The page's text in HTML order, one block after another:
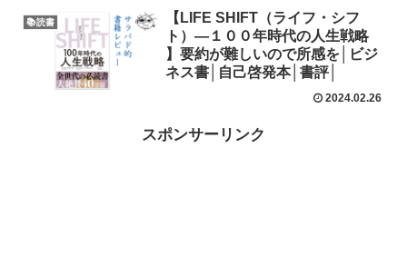
📚読書
【LIFE SHIFT（ライフ・シフ
ト）―１００年時代の人生戦略
】要約が難しいので所感を│ビジ
ネス書│自己啓発本│書評│
2024.02.26
スポンサーリンク